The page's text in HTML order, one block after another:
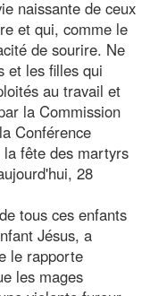
naissante de ceux
et qui, comme le
de sourire. Ne
et les filles qui
au travail et
la Commission
Conférence
fête des martyrs
28
tous ces enfants
Jésus, a
le rapporte
les mages